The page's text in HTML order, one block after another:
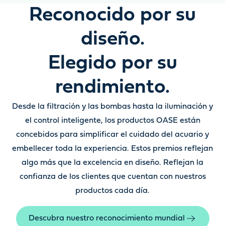
Reconocido por su
diseño.
Elegido por su
rendimiento.
Desde la filtración y las bombas hasta la iluminación y
el control inteligente, los productos OASE están
concebidos para simplificar el cuidado del acuario y
embellecer toda la experiencia. Estos premios reflejan
algo más que la excelencia en diseño. Reflejan la
confianza de los clientes que cuentan con nuestros
productos cada día.
Descubra nuestro reconocimiento mundial